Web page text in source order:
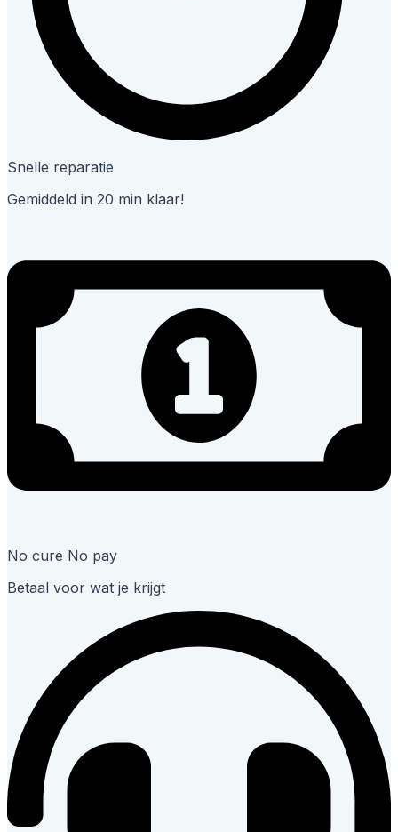
Snelle reparatie
Gemiddeld in 20 min klaar!
No cure No pay
Betaal voor wat je krijgt